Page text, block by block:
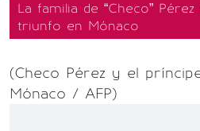
La familia de “Checo”
triunfo en Mónaco
(Checo Pérez y el
Mónaco / AFP)